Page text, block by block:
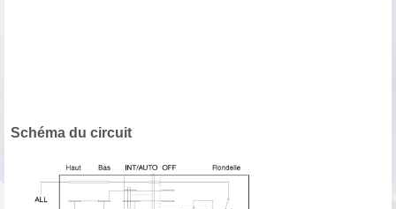
Schéma du circuit